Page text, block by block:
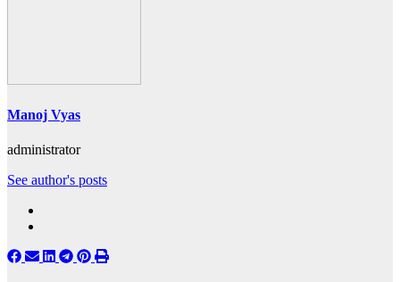
Manoj Vyas
administrator
See author's posts